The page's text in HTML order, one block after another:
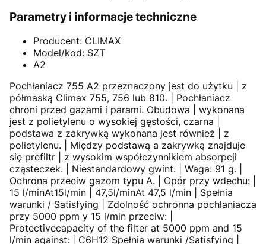
Parametry i informacje techniczne
Producent: CLIMAX
Model/kod: SZT
A2
Pochłaniacz 755 A2 przeznaczony jest do użytku | z
półmaską Climax 755, 756 lub 810. | Pochłaniacz
chroni przed gazami i parami. Obudowa | wykonana
jest z polietylenu o wysokiej gęstości, czarna |
podstawa z zakrywką wykonana jest również | z
polietylenu. | Między podstawą a zakrywką znajduje
się prefiltr | z wysokim współczynnikiem absorpcji
cząsteczek. | Niestandardowy gwint. | Waga: 91 g. |
Ochrona przeciw gazom typu A. | Opór przy wdechu: |
15 l/minAt15l/min | 47,5l/minAt 47,5 l/min | Spełnia
warunki / Satisfying | Zdolność ochronna pochłaniacza
przy 5000 ppm y 15 l/min przeciw: |
Protectivecapacity of the filter at 5000 ppm and 15
l/min against: | C6H12 Spełnia warunki /Satisfying |